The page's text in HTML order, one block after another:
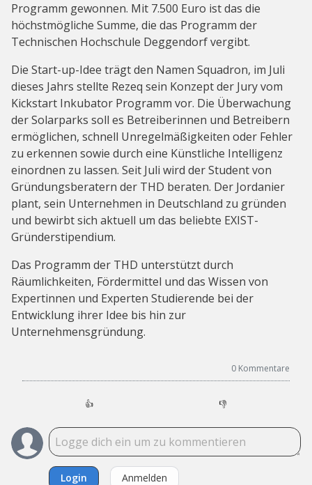
Programm gewonnen. Mit 7.500 Euro ist das die
höchstmögliche Summe, die das Programm der
Technischen Hochschule Deggendorf vergibt.
Die Start-up-Idee trägt den Namen Squadron, im Juli
dieses Jahrs stellte Rezeq sein Konzept der Jury vom
Kickstart Inkubator Programm vor. Die Überwachung
der Solarparks soll es Betreiberinnen und Betreibern
ermöglichen, schnell Unregelmäßigkeiten oder Fehler
zu erkennen sowie durch eine Künstliche Intelligenz
einordnen zu lassen. Seit Juli wird der Student von
Gründungsberatern der THD beraten. Der Jordanier
plant, sein Unternehmen in Deutschland zu gründen
und bewirbt sich aktuell um das beliebte EXIST-
Gründerstipendium.
Das Programm der THD unterstützt durch
Räumlichkeiten, Fördermittel und das Wissen von
Expertinnen und Experten Studierende bei der
Entwicklung ihrer Idee bis hin zur
Unternehmensgründung.
0 Kommentare
👍 👎
Login Anmelden